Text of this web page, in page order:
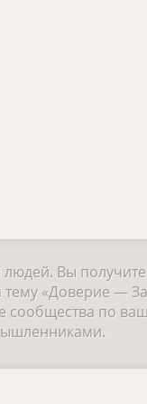
Вы
«Доверие —
по